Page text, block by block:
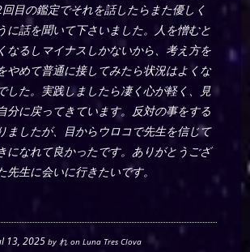
目の鑑定でそれを話したらまた優しく
に話を聞いて下さいました。人を憎むと
なるしマイナスしかないから、考え方を
やめて普通に接してみたら状況はよくな
した。実践しましたら凄く心が軽く、見
分に戻ってきています。反対の事をする
ましたが、目からウロコで先生を信じて
になれて良かったです。ありがとうござ
先生に会いに行きたいです。
13, 2025 byれ onLuna Tres Clova